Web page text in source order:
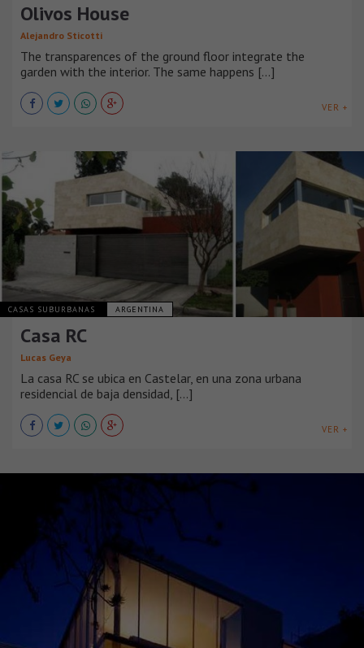
Olivos House
Alejandro Sticotti
The transparences of the ground floor integrate the
garden with the interior. The same happens [...]
VER +
CASAS SUBURBANAS ARGENTINA
Casa RC
Lucas Geya
La casa RC se ubica en Castelar, en una zona urbana
residencial de baja densidad, [...]
VER +